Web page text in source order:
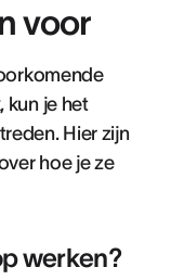
voor
kun je het
Hier zijn
hoe je ze
werken?